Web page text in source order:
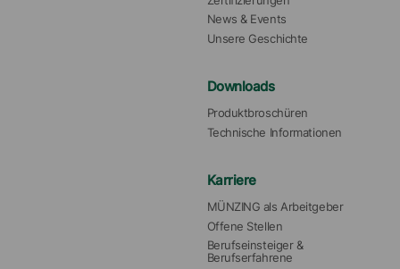
News & Events
Unsere Geschichte
Downloads
Produktbroschüren
Technische Informationen
Karriere
MÜNZING als Arbeitgeber
Offene Stellen
Berufseinsteiger &
Berufserfahrene